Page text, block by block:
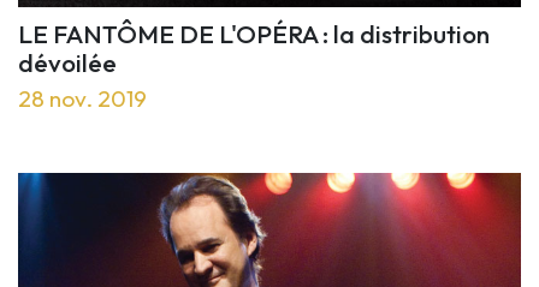
LE FANTÔME DE L'OPÉRA : la distribution
dévoilée
28 nov. 2019